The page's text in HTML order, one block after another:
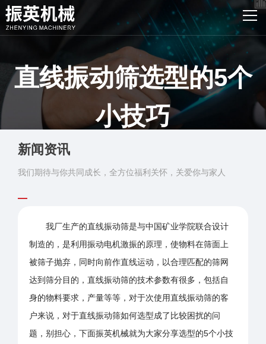
网站首页
客户案例
关于我们
联系我们
直线振动筛选型的5个
小技巧
发布时间：2018-09-14 浏览：1877次
新闻资讯
我们期待与你共同成长，全方位福利关怀，关爱你与家人
我厂生产的直线振动筛是与中国矿业学院联合设计
制造的，是利用振动电机激振的原理，使物料在筛面上
被筛子抛弃，同时向前作直线运动，以合理匹配的筛网
达到筛分目的，直线振动筛的技术参数有很多，包括自
身的物料要求，产量等等，对于次使用直线振动筛的客
户来说，对于直线振动筛如何选型成了比较困扰的问
题，别担心，下面振英机械就为大家分享选型的5个小技